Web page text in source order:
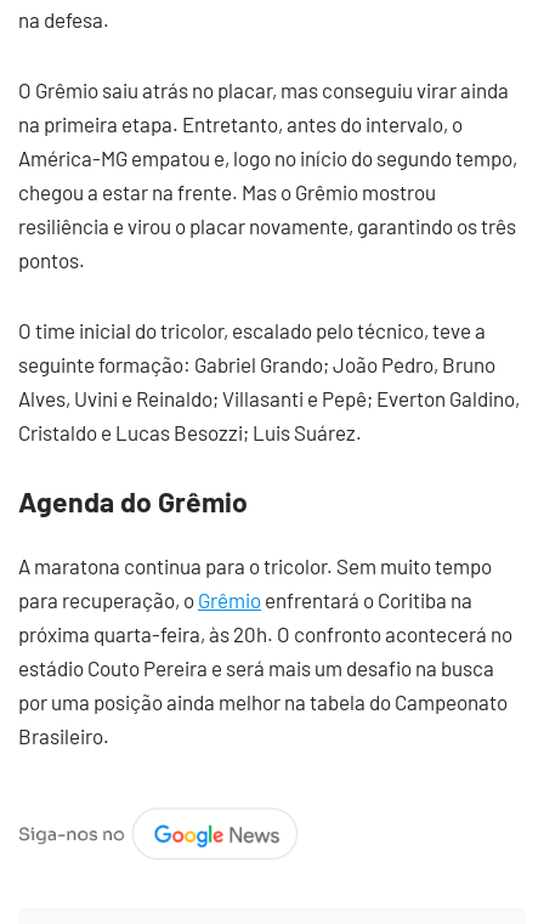
na defesa.
O Grêmio saiu atrás no placar, mas conseguiu virar ainda
na primeira etapa. Entretanto, antes do intervalo, o
América-MG empatou e, logo no início do segundo tempo,
chegou a estar na frente. Mas o Grêmio mostrou
resiliência e virou o placar novamente, garantindo os três
pontos.
O time inicial do tricolor, escalado pelo técnico, teve a
seguinte formação: Gabriel Grando; João Pedro, Bruno
Alves, Uvini e Reinaldo; Villasanti e Pepê; Everton Galdino,
Cristaldo e Lucas Besozzi; Luis Suárez.
Agenda do Grêmio
A maratona continua para o tricolor. Sem muito tempo
para recuperação, o Grêmio enfrentará o Coritiba na
próxima quarta-feira, às 20h. O confronto acontecerá no
estádio Couto Pereira e será mais um desafio na busca
por uma posição ainda melhor na tabela do Campeonato
Brasileiro.